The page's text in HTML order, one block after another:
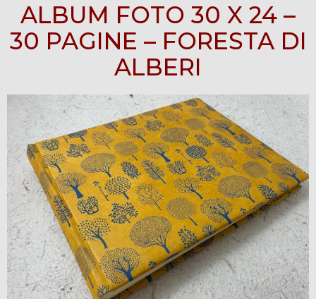
ALBUM FOTO 30 X 24 –
30 PAGINE – FORESTA DI
ALBERI